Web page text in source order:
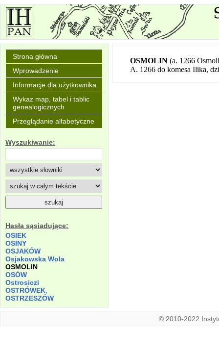
Strona główna
Wprowadzenie
Informacje dla użytkownika
Wykaz map, tabel i tablic
genealogicznych
Przeglądanie alfabetyczne
Wyszukiwanie:
Hasła sąsiadujące:
OSIEK
OSINY
OSJAKÓW
Osjakowska Wola
OSMOLIN
OSÓW
Ostrosiczi
OSTRÓWEK
OSTRZESZÓW
OSMOLIN (a. 1266
A. 1266 do komesa Ilika,
© 2010-2022